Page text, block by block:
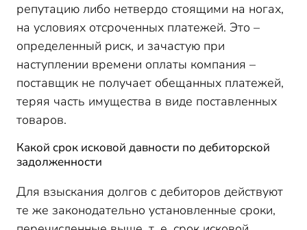
репутацию либо нетвердо стоящими на ногах,
на условиях отсроченных платежей. Это –
определенный риск, и зачастую при
наступлении времени оплаты компания –
поставщик не получает обещанных платежей,
теряя часть имущества в виде поставленных
товаров.
Какой срок исковой давности по дебиторской
задолженности
Для взыскания долгов с дебиторов действуют
те же законодательно установленные сроки,